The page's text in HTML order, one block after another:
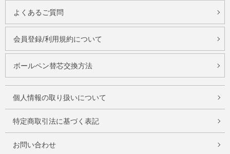
よくあるご質問
会員登録/利用規約について
ボールペン替芯交換方法
個人情報の取り扱いについて
特定商取引法に基づく表記
お問い合わせ